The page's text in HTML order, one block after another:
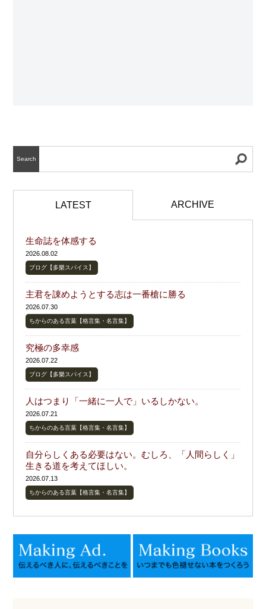
Search
LATEST ARCHIVE
生命誌を体感する
2026.08.02
ブログ【多樂スパイス】
主君を諌めようとする志は一番槍に勝る
2026.07.30
ちからのある言葉【格言集・名言集】
究極の多幸感
2026.07.22
ブログ【多樂スパイス】
人はつまり「一緒に一人で」いるしかない。
2026.07.21
ちからのある言葉【格言集・名言集】
自分らしくある必要はない。むしろ、「人間らしく」
生きる道を考えてほしい。
2026.07.13
ちからのある言葉【格言集・名言集】